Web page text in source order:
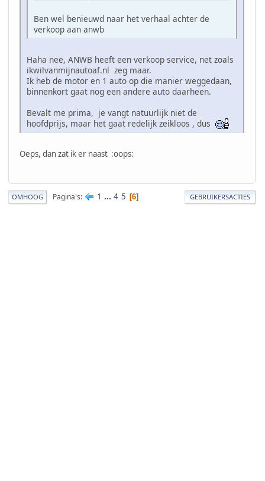
Ben wel benieuwd naar het verhaal achter de
verkoop aan anwb
Haha nee, ANWB heeft een verkoop service, net zoals
ikwilvanmijnautoaf.nl zeg maar.
Ik heb de motor en 1 auto op die manier weggedaan,
binnenkort gaat nog een andere auto daarheen.
Bevalt me prima, je vangt natuurlijk niet de
hoofdprijs, maar het gaat redelijk zeikloos , dus
Oeps, dan zat ik er naast :oops:
OMHOOG Pagina's 1 ... 4 5 6 GEBRUIKERSACTIES